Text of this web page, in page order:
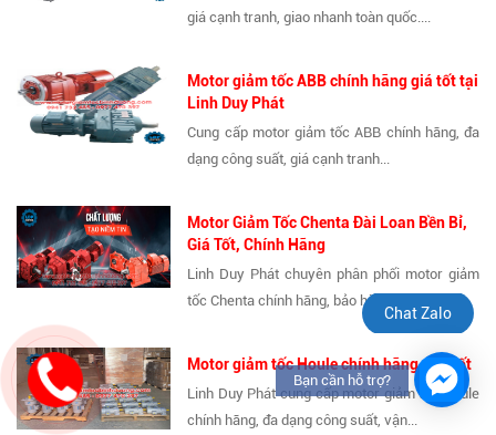
giá cạnh tranh, giao nhanh toàn quốc....
Motor giảm tốc ABB chính hãng giá tốt tại
Linh Duy Phát
Cung cấp motor giảm tốc ABB chính hãng, đa
dạng công suất, giá cạnh tranh...
Motor Giảm Tốc Chenta Đài Loan Bền Bỉ,
Giá Tốt, Chính Hãng
Linh Duy Phát chuyên phân phối motor giảm
tốc Chenta chính hãng, bảo hành dài...
Motor giảm tốc Houle chính hãng, giá tốt
Linh Duy Phát cung cấp motor giảm tốc Houle
chính hãng, đa dạng công suất, vận...
Chat Zalo
Bạn cần hỗ trợ?